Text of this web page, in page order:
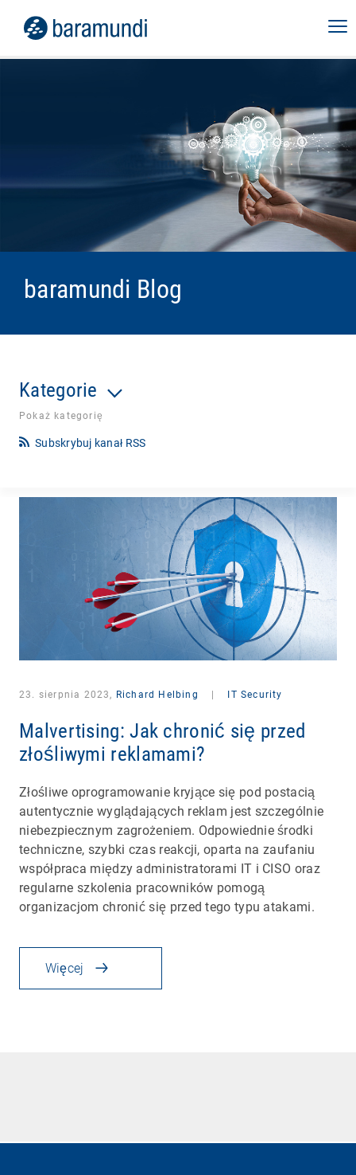
baramundi Blog
Kategorie
Pokaż kategorię
Subskrybuj kanał RSS
23. sierpnia 2023, Richard Helbing IT Security
Malvertising: Jak chronić się przed
złośliwymi reklamami?
Złośliwe oprogramowanie kryjące się pod postacią
autentycznie wyglądających reklam jest szczególnie
niebezpiecznym zagrożeniem. Odpowiednie środki
techniczne, szybki czas reakcji, oparta na zaufaniu
współpraca między administratorami IT i CISO oraz
regularne szkolenia pracowników pomogą
organizacjom chronić się przed tego typu atakami.
Więcej